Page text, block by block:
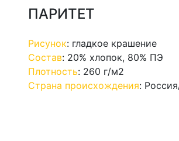
ПАРИТЕТ
Рисунок: гладкое крашение
Состав: 20% хлопок, 80% ПЭ
Плотность: 260 г/м2
Страна происхождения: